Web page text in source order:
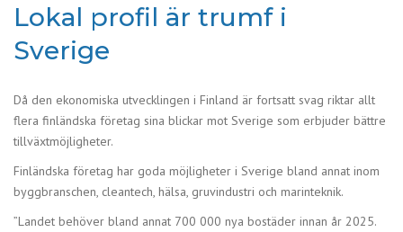
Lokal profil är trumf i
Sverige
Då den ekonomiska utvecklingen i Finland är fortsatt svag riktar allt
flera finländska företag sina blickar mot Sverige som erbjuder bättre
tillväxtmöjligheter.
Finländska företag har goda möjligheter i Sverige bland annat inom
byggbranschen, cleantech, hälsa, gruvindustri och marinteknik.
”Landet behöver bland annat 700 000 nya bostäder innan år 2025.